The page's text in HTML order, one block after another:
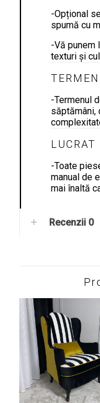
-Opțional
spumă cu
-Vă punem
texturi și
-Termenul
săptămâni,
LUCRAT
-Toate
manual de
mai înaltă
Recenzii 0